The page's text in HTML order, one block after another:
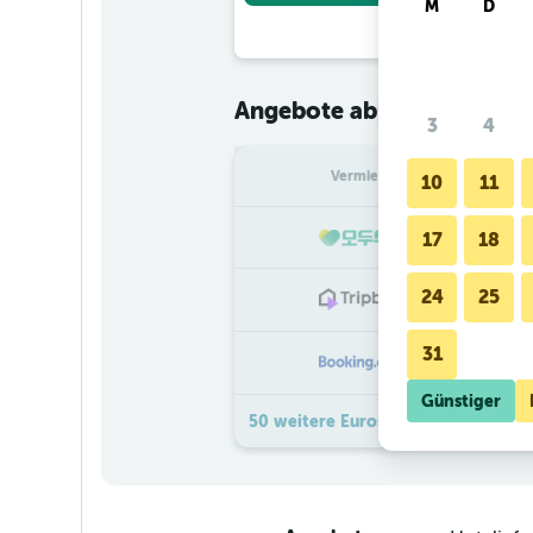
Angebote ab€ 70
Vermieter
50 weitere Eurostars Porto Douro
M D
3 4
10 11
17 18
24 25
31
Günstiger